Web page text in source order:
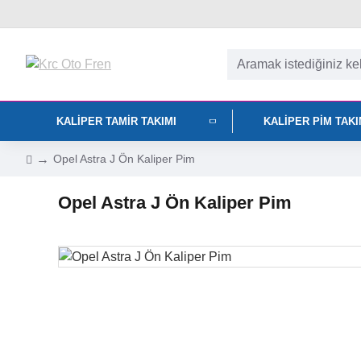
KALIPER TAMIR TAKIMI KALIPER PIM
Opel Astra J Ön Kaliper Pim
Opel Astra J Ön Kaliper Pim